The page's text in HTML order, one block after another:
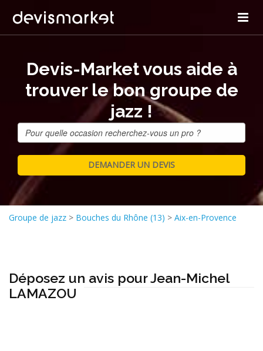
Devis-Market vous aide à
trouver le bon groupe de
jazz !
Groupe de jazz > Bouches du Rhône (13) > Aix-en-Provence
Déposez un avis pour Jean-Michel
LAMAZOU